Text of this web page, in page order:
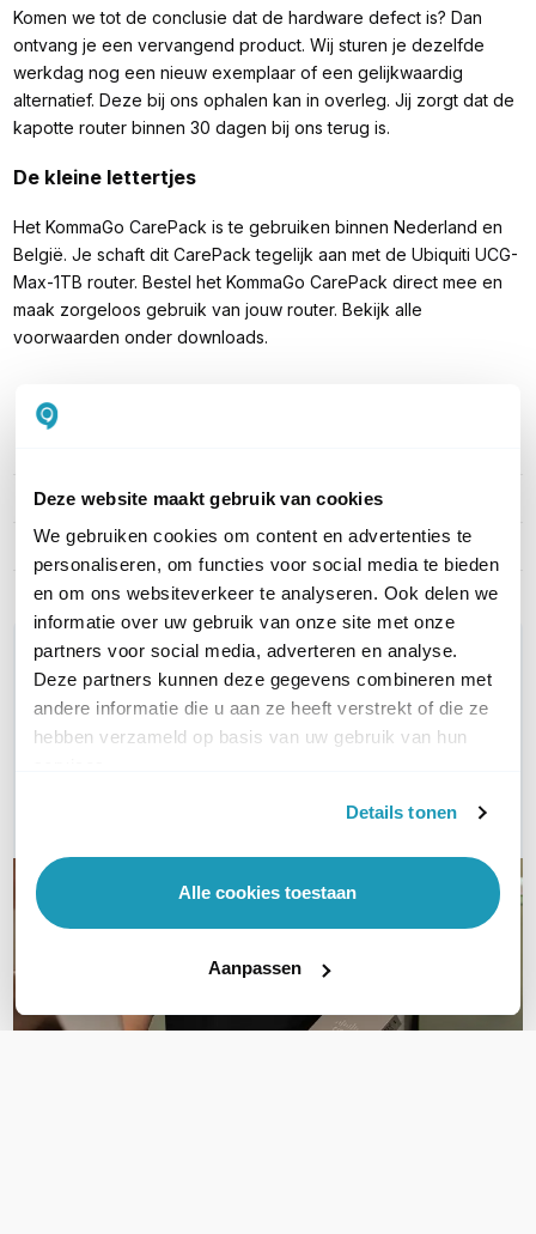
Deze website maakt gebruik van cookies
We gebruiken cookies om content en advertenties te
personaliseren, om functies voor social media te bieden
en om ons websiteverkeer te analyseren. Ook delen we
informatie over uw gebruik van onze site met onze
partners voor social media, adverteren en analyse.
Deze partners kunnen deze gegevens combineren met
andere informatie die u aan ze heeft verstrekt of die ze
hebben verzameld op basis van uw gebruik van hun
Details tonen
Alle cookies toestaan
Aanpassen
Komen we tot de conclusie dat de hardware defect is? Dan
ontvang je een vervangend product. Wij sturen je dezelfde
werkdag nog een nieuw exemplaar of een gelijkwaardig
alternatief. Deze bij ons ophalen kan in overleg. Jij zorgt dat de
kapotte router binnen 30 dagen bij ons terug is.
De kleine lettertjes
Het KommaGo CarePack is te gebruiken binnen Nederland en
België. Je schaft dit CarePack tegelijk aan met de Ubiquiti UCG-
Max-1TB router. Bestel het KommaGo CarePack direct mee en
maak zorgeloos gebruik van jouw router. Bekijk alle
voorwaarden onder downloads.
Merk Ubiquiti CarePack
Artikelnummer UCG-Max-NS-1TB-CarePack
WIL JIJ ADVIES OP MAAT?
Vraag het onze experts!
Bel ons